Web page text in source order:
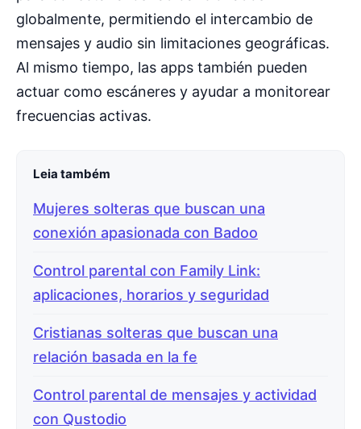
globalmente, permitiendo el intercambio de
mensajes y audio sin limitaciones geográficas.
Al mismo tiempo, las apps también pueden
actuar como escáneres y ayudar a monitorear
frecuencias activas.
Leia também
Mujeres solteras que buscan una
conexión apasionada con Badoo
Control parental con Family Link:
aplicaciones, horarios y seguridad
Cristianas solteras que buscan una
relación basada en la fe
Control parental de mensajes y actividad
con Qustodio